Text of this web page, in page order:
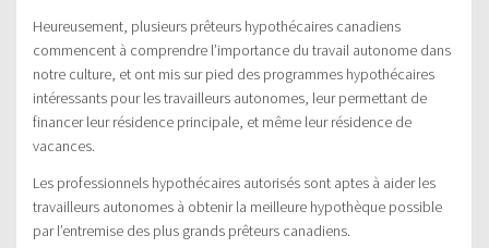
Heureusement, plusieurs prêteurs hypothécaires canadiens
commencent à comprendre l’importance du travail autonome dans
notre culture, et ont mis sur pied des programmes hypothécaires
intéressants pour les travailleurs autonomes, leur permettant de
financer leur résidence principale, et même leur résidence de
vacances.
Les professionnels hypothécaires autorisés sont aptes à aider les
travailleurs autonomes à obtenir la meilleure hypothèque possible
par l’entremise des plus grands prêteurs canadiens.